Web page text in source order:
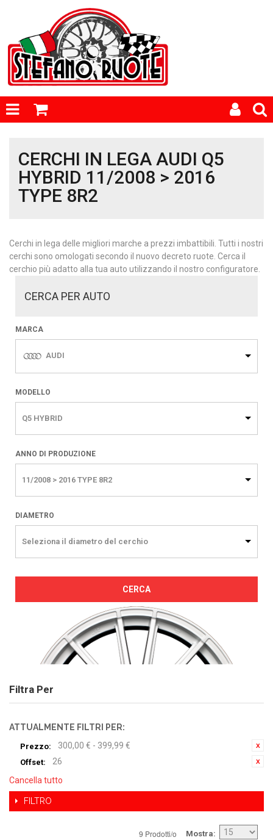
CERCHI IN LEGA AUDI Q5
HYBRID 11/2008 > 2016
TYPE 8R2
Cerchi in lega delle migliori marche a prezzi imbattibili. Tutti i nostri
cerchi sono omologati secondo il nuovo decreto ruote. Cerca il
cerchio più adatto alla tua auto utilizzando il nostro configuratore.
CERCA PER AUTO
MARCA
AUDI
MODELLO
Q5 HYBRID
ANNO DI PRODUZIONE
11/2008 > 2016 TYPE 8R2
DIAMETRO
Seleziona il diametro del cerchio
CERCA
Filtra Per
ATTUALMENTE FILTRI PER:
Prezzo: 300,00 € - 399,99 €
Offset:
26
Cancella tutto
FILTRO
9 Prodotti/o Mostra